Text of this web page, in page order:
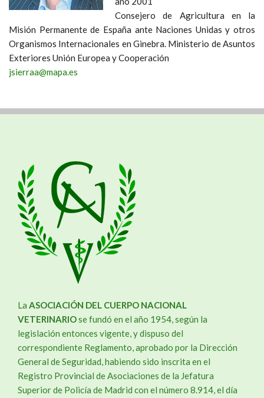
Consejero de Agricultura en la
Misión Permanente de España ante Naciones Unidas y otros
Organismos Internacionales en Ginebra. Ministerio de Asuntos
Exteriores Unión Europea y Cooperación
jsierraa@mapa.es
La ASOCIACIÓN DEL CUERPO NACIONAL
VETERINARIOse fundó en el año 1954, según la
legislación entonces vigente, y dispuso del
correspondiente Reglamento, aprobado por la Dirección
General de Seguridad, habiendo sido inscrita en el
Registro Provincial de Asociaciones de la Jefatura
Superior de Policía de Madrid con el número 8.914, el día